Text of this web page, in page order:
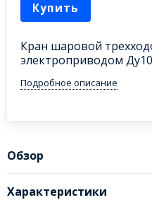
Купить
Кран шаровой
электроприводом Ду10
Подробное описание
Обзор
Характеристики